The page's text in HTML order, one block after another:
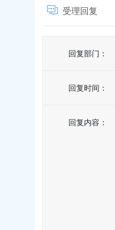
受理回复
回复部门：
回复时间：
回复内容：